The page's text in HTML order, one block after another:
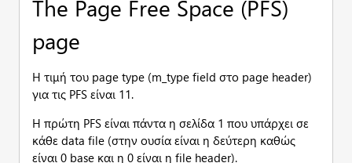
The Page Free Space (PFS)
page
Η τιμή του page type (m_type field στο page header)
για τις PFS είναι 11.
Η πρώτη PFS είναι πάντα η σελίδα 1 που υπάρχει σε
κάθε data file (στην ουσία είναι η δεύτερη καθώς
είναι 0 base και η 0 είναι η file header).